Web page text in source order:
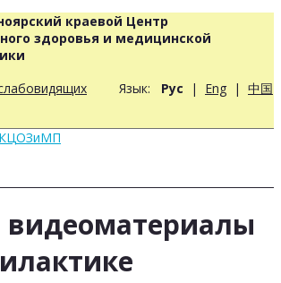
краевой Центр
здоровья и медицинской
Язык: Рус | Eng | 中国